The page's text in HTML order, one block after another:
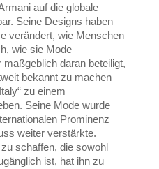
auf die globale
Seine Designs haben
verändert, wie Menschen
wie sie Mode
daran beteiligt,
bekannt zu machen
zu einem
Seine Mode wurde
Prominenz
weiter verstärkte.
schaffen, die sowohl
ist, hat ihn zu